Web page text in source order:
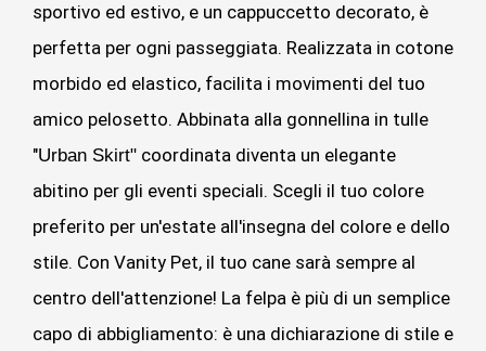
sportivo ed estivo, e un cappuccetto decorato, è
perfetta per ogni passeggiata. Realizzata in cotone
morbido ed elastico, facilita i movimenti del tuo
amico pelosetto. Abbinata alla gonnellina in tulle
"Urban Skirt" coordinata diventa un elegante
abitino per gli eventi speciali. Scegli il tuo colore
preferito per un'estate all'insegna del colore e dello
stile. Con Vanity Pet, il tuo cane sarà sempre al
centro dell'attenzione! La felpa è più di un semplice
capo di abbigliamento: è una dichiarazione di stile e